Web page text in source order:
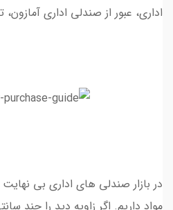
اداری، عبور از صندلی اداری
در بازار صندلی های اداری بی
مواد داریم. اگر زاویه دید را چند